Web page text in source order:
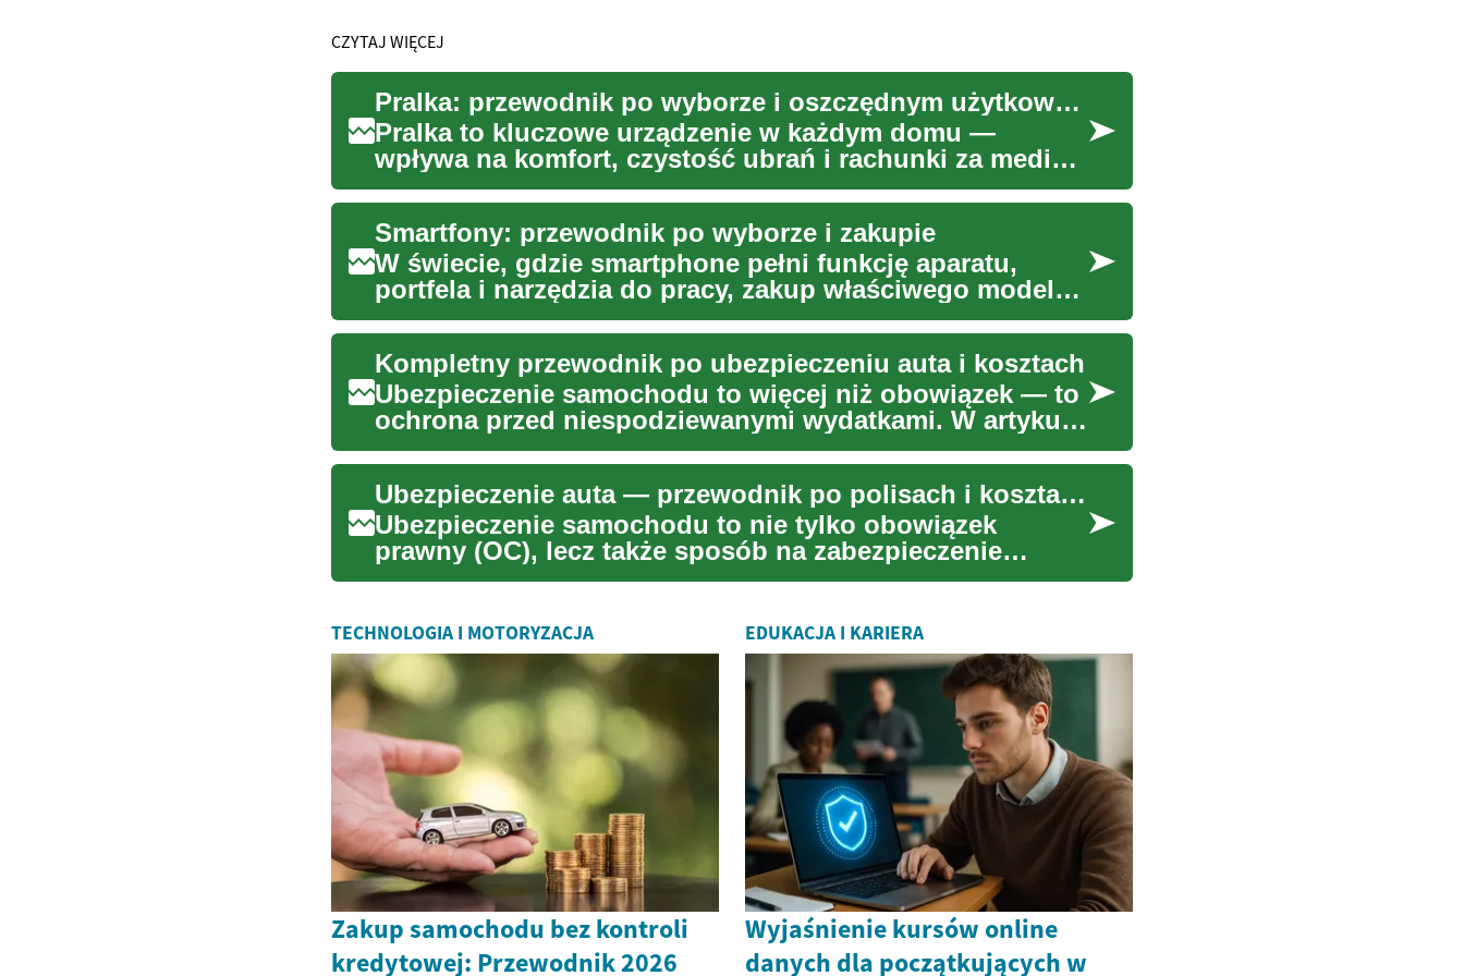
CZYTAJ WIĘCEJ
Pralka: przewodnik po wyborze i oszczędnym użytkowaniu
Pralka to kluczowe urządzenie w każdym domu —
wpływa na komfort, czystość ubrań i rachunki za media.
W tym przewodnik...
Smartfony: przewodnik po wyborze i zakupie
W świecie, gdzie smartphone pełni funkcję aparatu,
portfela i narzędzia do pracy, zakup właściwego modelu
wymaga zroz...
Kompletny przewodnik po ubezpieczeniu auta i kosztach
Ubezpieczenie samochodu to więcej niż obowiązek — to
ochrona przed niespodziewanymi wydatkami. W artykule
wyjaśniamy,...
Ubezpieczenie auta — przewodnik po polisach i kosztach
Ubezpieczenie samochodu to nie tylko obowiązek
prawny (OC), lecz także sposób na zabezpieczenie
finansów w razie koli...
TECHNOLOGIA I MOTORYZACJA
Zakup samochodu bez kontroli
kredytowej: Przewodnik 2026
EDUKACJA I KARIERA
Wyjaśnienie kursów online
danych dla początkujących w